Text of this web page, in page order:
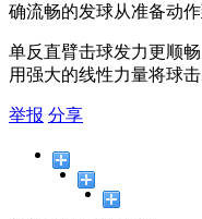
确流畅的发球从准备动
单反直臂击球发力更顺
用强大的线性力量将球
举报 分享